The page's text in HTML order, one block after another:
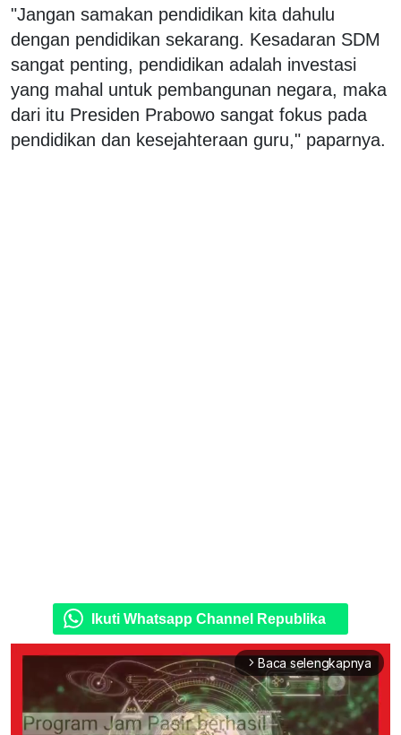
"Jangan samakan pendidikan kita dahulu
dengan pendidikan sekarang. Kesadaran SDM
sangat penting, pendidikan adalah investasi
yang mahal untuk pembangunan negara, maka
dari itu Presiden Prabowo sangat fokus pada
pendidikan dan kesejahteraan guru," paparnya.
Ikuti Whatsapp Channel Republika
arrow_forward_ios Baca selengkapnya